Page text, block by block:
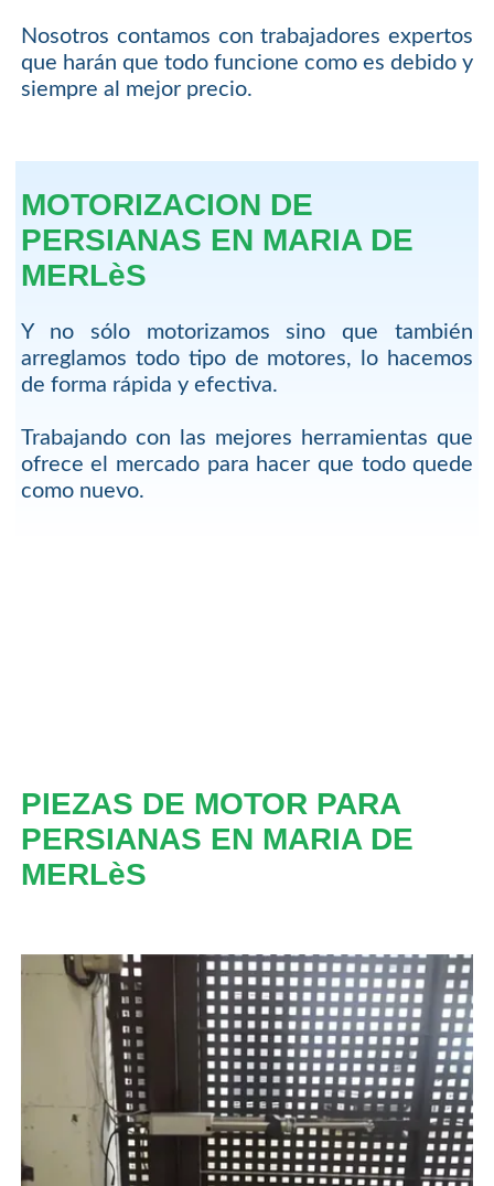
Nosotros contamos con trabajadores expertos
que harán que todo funcione como es debido y
siempre al mejor precio.
MOTORIZACION DE
PERSIANAS EN MARIA DE
MERLèS
Y no sólo motorizamos sino que también
arreglamos todo tipo de motores, lo hacemos
de forma rápida y efectiva.
Trabajando con las mejores herramientas que
ofrece el mercado para hacer que todo quede
como nuevo.
PIEZAS DE MOTOR PARA
PERSIANAS EN MARIA DE
MERLèS